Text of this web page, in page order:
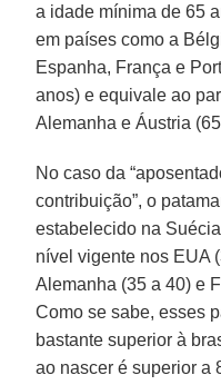
a idade mínima de 65
em países como a
Espanha, França e
anos) e equivale ao
Alemanha e Áustria
No caso da
contribuição”, o
estabelecido na
nível vigente nos EUA
Alemanha (35 a 40) e
Como se sabe, esses
bastante superior à
ao nascer é superior a